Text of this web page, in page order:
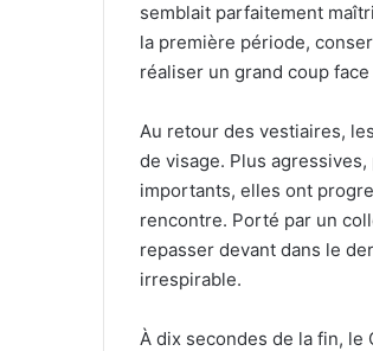
semblait parfaitement
la première période,
réaliser un grand coup
Au retour des vestiaires,
de visage. Plus
importants, elles ont
rencontre. Porté par un
repasser devant dans le
irrespirable.
À dix secondes de la fin, le